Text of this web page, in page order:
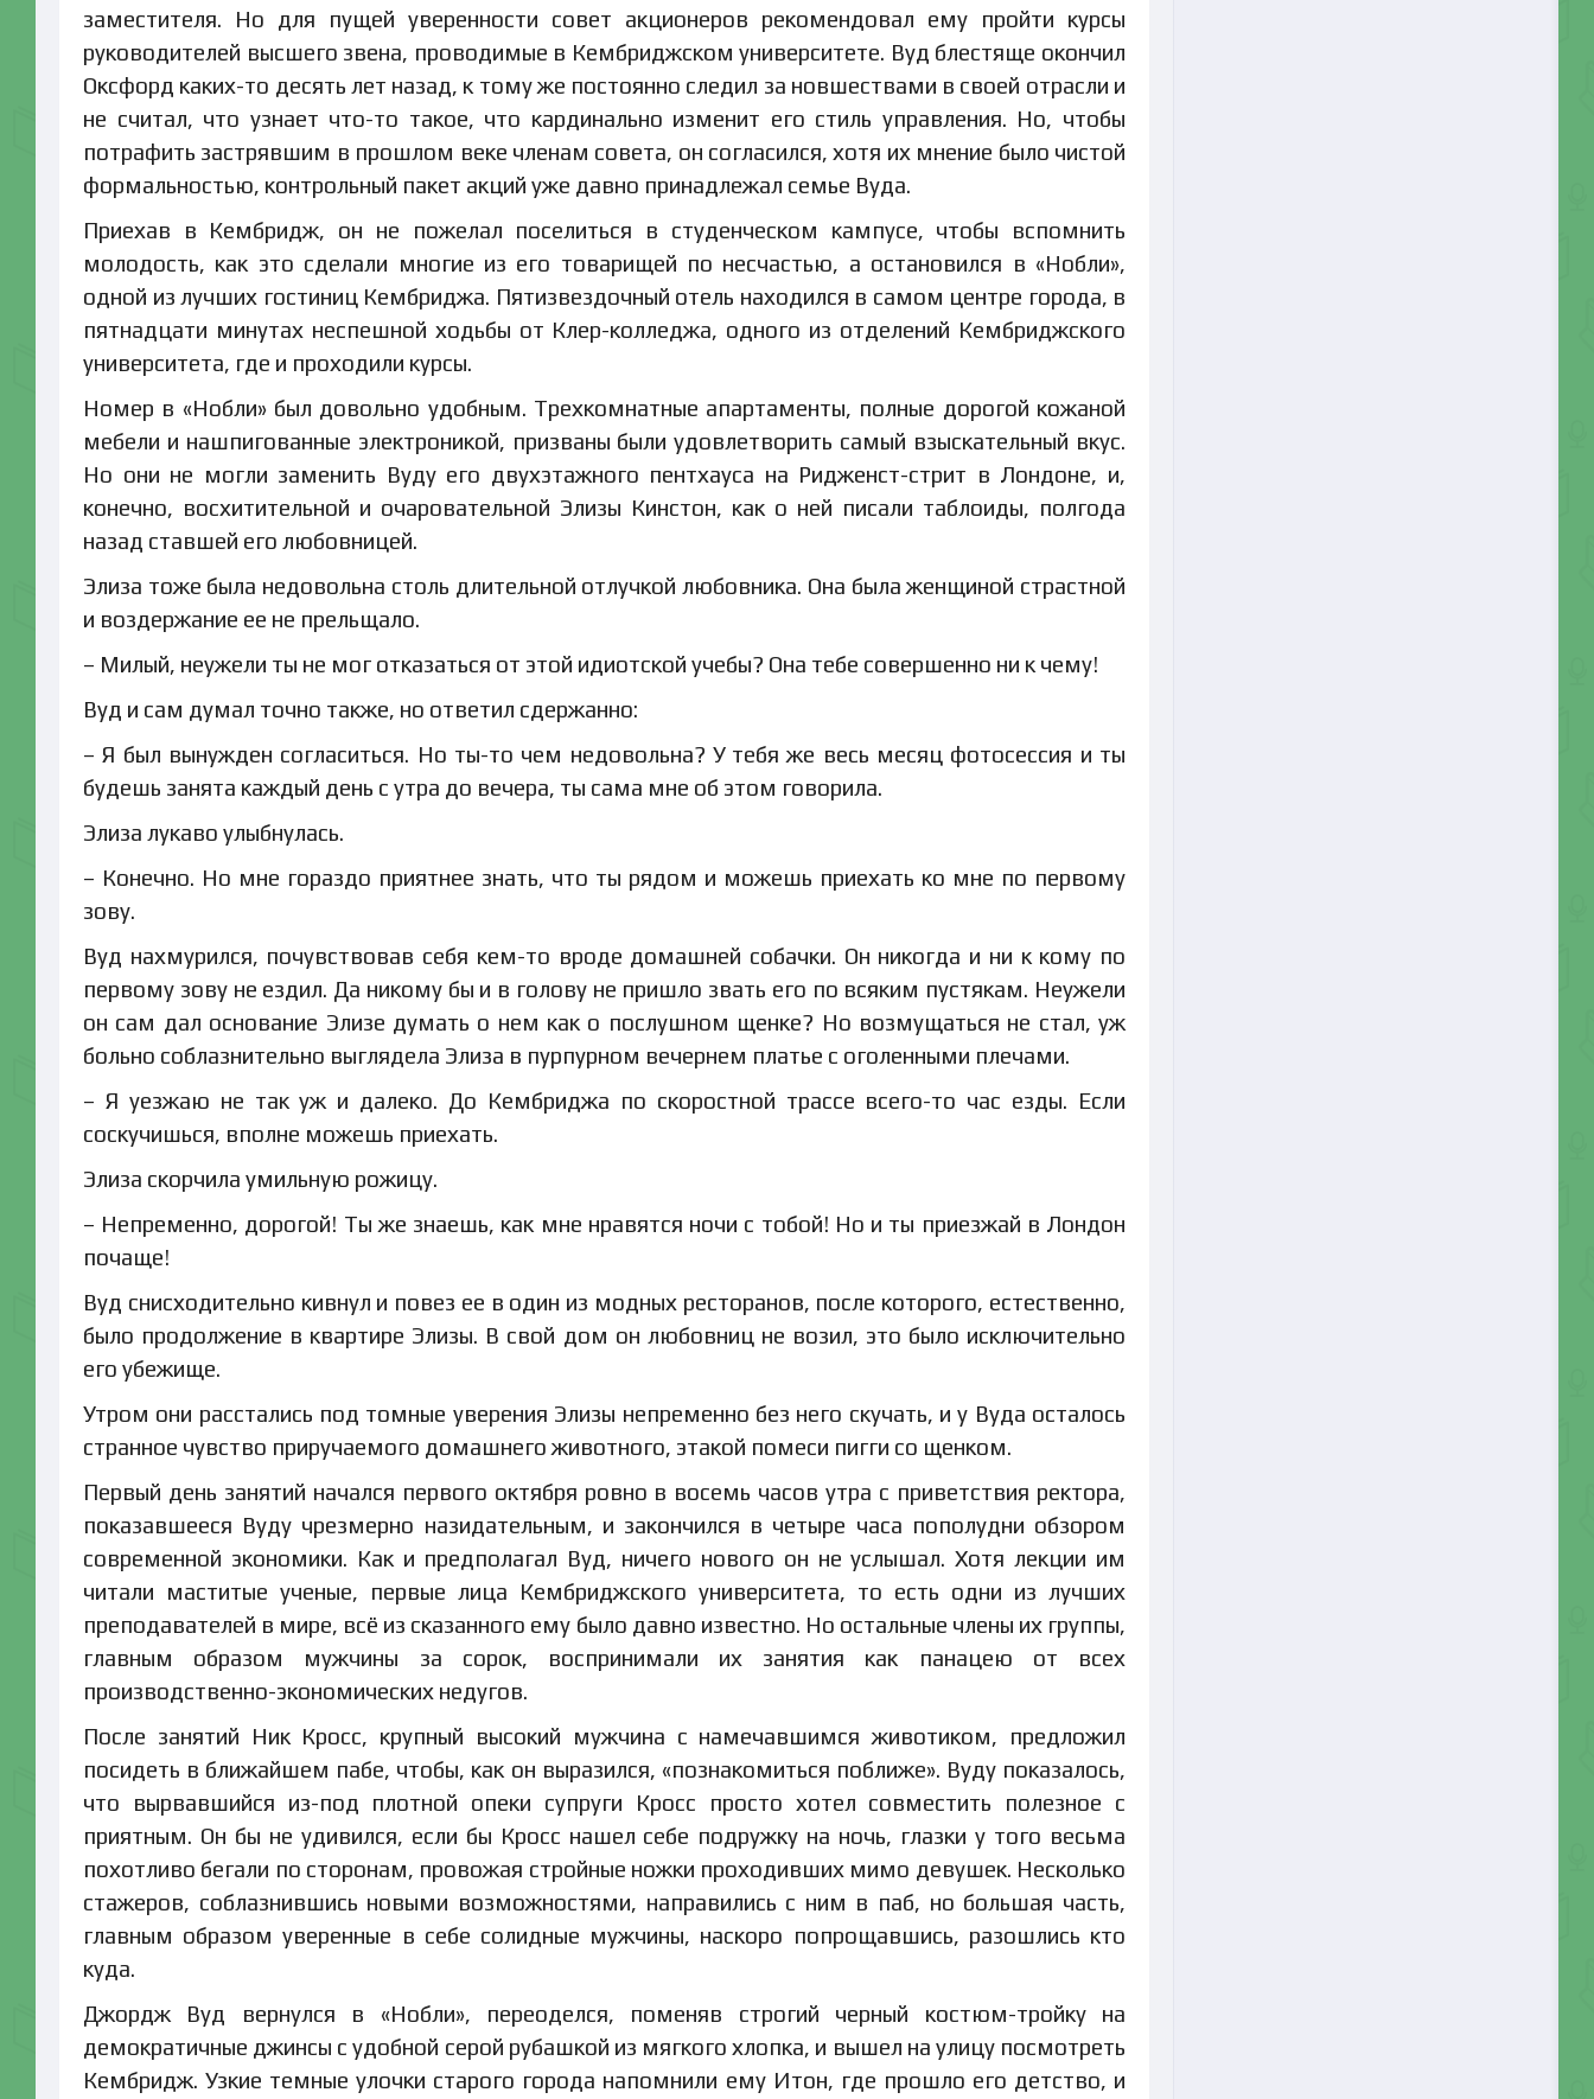
заместителя. Но для пущей уверенности совет акционеров рекомендовал ему пройти курсы
руководителей высшего звена, проводимые в Кембриджском университете. Вуд блестяще окончил
Оксфорд каких-то десять лет назад, к тому же постоянно следил за новшествами в своей отрасли и
не считал, что узнает что-то такое, что кардинально изменит его стиль управления. Но, чтобы
потрафить застрявшим в прошлом веке членам совета, он согласился, хотя их мнение было чистой
формальностью, контрольный пакет акций уже давно принадлежал семье Вуда.
Приехав в Кембридж, он не пожелал поселиться в студенческом кампусе, чтобы вспомнить
молодость, как это сделали многие из его товарищей по несчастью, а остановился в «Нобли»,
одной из лучших гостиниц Кембриджа. Пятизвездочный отель находился в самом центре города, в
пятнадцати минутах неспешной ходьбы от Клер-колледжа, одного из отделений Кембриджского
университета, где и проходили курсы.
Номер в «Нобли» был довольно удобным. Трехкомнатные апартаменты, полные дорогой кожаной
мебели и нашпигованные электроникой, призваны были удовлетворить самый взыскательный вкус.
Но они не могли заменить Вуду его двухэтажного пентхауса на Ридженст-стрит в Лондоне, и,
конечно, восхитительной и очаровательной Элизы Кинстон, как о ней писали таблоиды, полгода
назад ставшей его любовницей.
Элиза тоже была недовольна столь длительной отлучкой любовника. Она была женщиной страстной
и воздержание ее не прельщало.
– Милый, неужели ты не мог отказаться от этой идиотской учебы? Она тебе совершенно ни к чему!
Вуд и сам думал точно также, но ответил сдержанно:
– Я был вынужден согласиться. Но ты-то чем недовольна? У тебя же весь месяц фотосессия и ты
будешь занята каждый день с утра до вечера, ты сама мне об этом говорила.
Элиза лукаво улыбнулась.
– Конечно. Но мне гораздо приятнее знать, что ты рядом и можешь приехать ко мне по первому
зову.
Вуд нахмурился, почувствовав себя кем-то вроде домашней собачки. Он никогда и ни к кому по
первому зову не ездил. Да никому бы и в голову не пришло звать его по всяким пустякам. Неужели
он сам дал основание Элизе думать о нем как о послушном щенке? Но возмущаться не стал, уж
больно соблазнительно выглядела Элиза в пурпурном вечернем платье с оголенными плечами.
– Я уезжаю не так уж и далеко. До Кембриджа по скоростной трассе всего-то час езды. Если
соскучишься, вполне можешь приехать.
Элиза скорчила умильную рожицу.
– Непременно, дорогой! Ты же знаешь, как мне нравятся ночи с тобой! Но и ты приезжай в Лондон
почаще!
Вуд снисходительно кивнул и повез ее в один из модных ресторанов, после которого, естественно,
было продолжение в квартире Элизы. В свой дом он любовниц не возил, это было исключительно
его убежище.
Утром они расстались под томные уверения Элизы непременно без него скучать, и у Вуда осталось
странное чувство приручаемого домашнего животного, этакой помеси пигги со щенком.
Первый день занятий начался первого октября ровно в восемь часов утра с приветствия ректора,
показавшееся Вуду чрезмерно назидательным, и закончился в четыре часа пополудни обзором
современной экономики. Как и предполагал Вуд, ничего нового он не услышал. Хотя лекции им
читали маститые ученые, первые лица Кембриджского университета, то есть одни из лучших
преподавателей в мире, всё из сказанного ему было давно известно. Но остальные члены их группы,
главным образом мужчины за сорок, воспринимали их занятия как панацею от всех
производственно-экономических недугов.
После занятий Ник Кросс, крупный высокий мужчина с намечавшимся животиком, предложил
посидеть в ближайшем пабе, чтобы, как он выразился, «познакомиться поближе». Вуду показалось,
что вырвавшийся из-под плотной опеки супруги Кросс просто хотел совместить полезное с
приятным. Он бы не удивился, если бы Кросс нашел себе подружку на ночь, глазки у того весьма
похотливо бегали по сторонам, провожая стройные ножки проходивших мимо девушек. Несколько
стажеров, соблазнившись новыми возможностями, направились с ним в паб, но большая часть,
главным образом уверенные в себе солидные мужчины, наскоро попрощавшись, разошлись кто
куда.
Джордж Вуд вернулся в «Нобли», переоделся, поменяв строгий черный костюм-тройку на
демократичные джинсы с удобной серой рубашкой из мягкого хлопка, и вышел на улицу посмотреть
Кембридж. Узкие темные улочки старого города напомнили ему Итон, где прошло его детство, и